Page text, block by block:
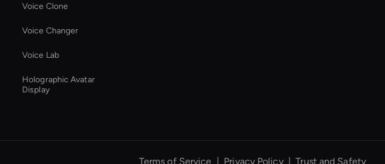
Voice Clone
Voice Changer
Voice Lab
Holographic Avatar
Display
Terms of Service Privacy Policy|Trust and Safety